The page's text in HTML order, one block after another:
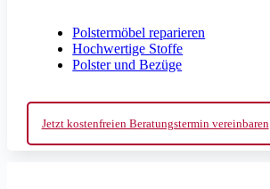
Polstermöbel reparieren
Hochwertige Stoffe
Polster und Bezüge
Jetzt kostenfreien Beratungstermin vereinbaren